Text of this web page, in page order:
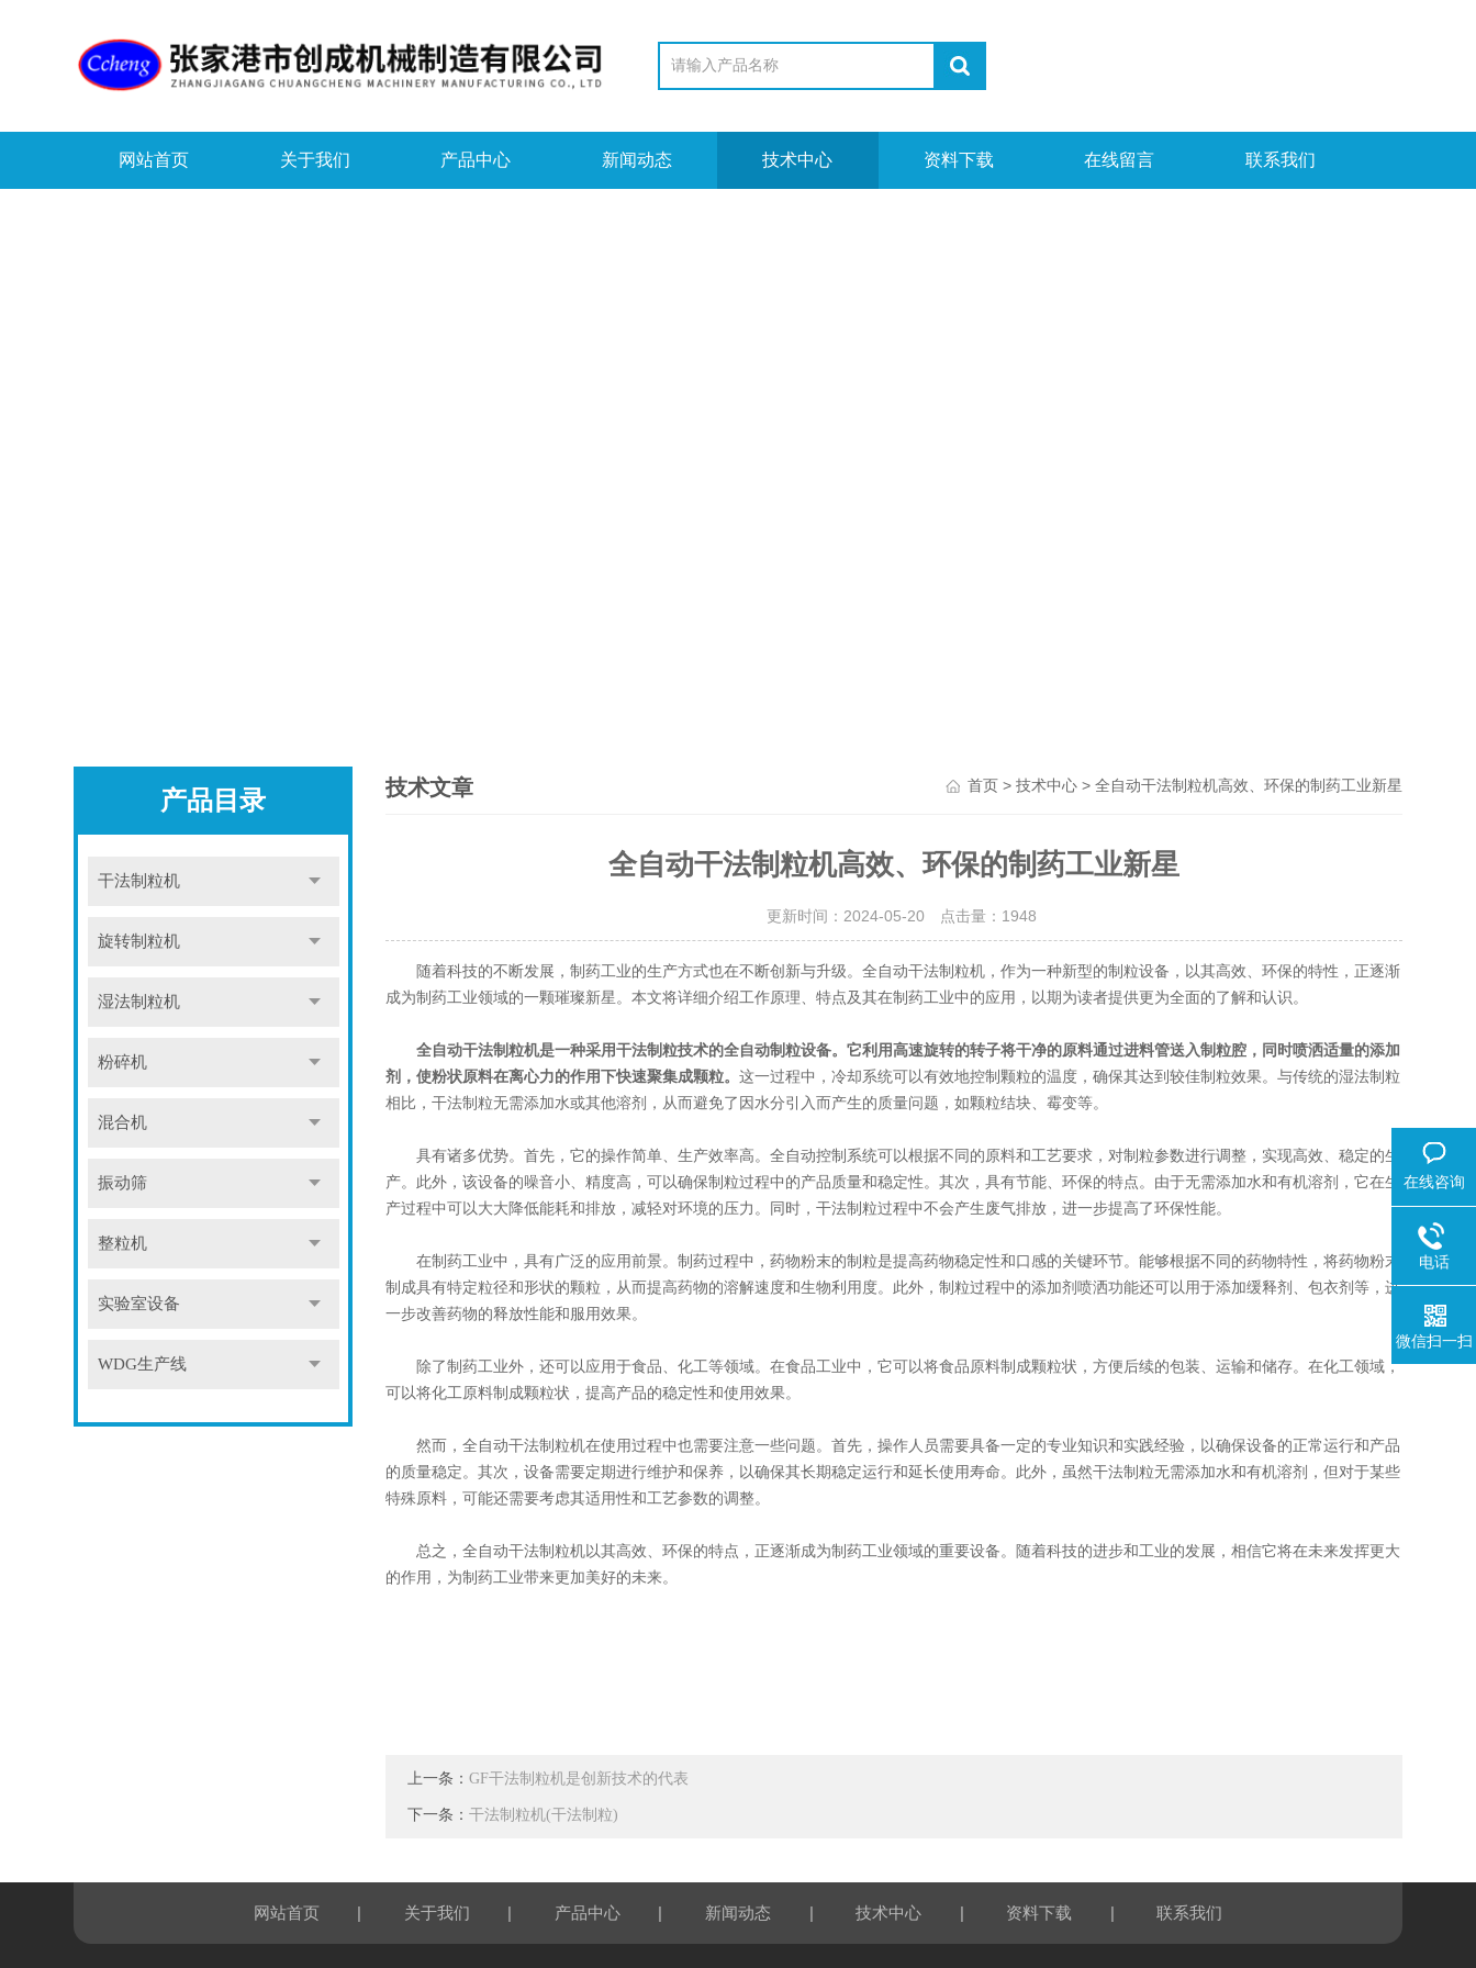
网站首页 关于我们 产品中心 新闻动态 技术中心 资料下载 在线留言 联系我们
产品目录
干法制粒机
旋转制粒机
湿法制粒机
粉碎机
混合机
振动筛
整粒机
实验室设备
WDG生产线
技术文章 首页> 技术中心> 全自动干法制粒机高效、环保的制药工业新星
全自动干法制粒机高效、环保的制药工业新星
更新时间：2024-05-20 点击量： 1948
随着科技的不断发展，制药工业的生产方式也在不断创新与升级。全自动干法制粒机，作为一种新型的制粒设备，以其高效、环保的特性，正逐渐
成为制药工业领域的一颗璀璨新星。本文将详细介绍工作原理、特点及其在制药工业中的应用，以期为读者提供更为全面的了解和认识。
全自动干法制粒机是一种采用干法制粒技术的全自动制粒设备。它利用高速旋转的转子将干净的原料通过进料管送入制粒腔，同时喷洒适量的添加
剂，使粉状原料在离心力的作用下快速聚集成颗粒。这一过程中，冷却系统可以有效地控制颗粒的温度，确保其达到较佳制粒效果。与传统的湿法制粒
相比，干法制粒无需添加水或其他溶剂，从而避免了因水分引入而产生的质量问题，如颗粒结块、霉变等。
具有诸多优势。首先，它的操作简单、生产效率高。全自动控制系统可以根据不同的原料和工艺要求，对制粒参数进行调整，实现高效、稳定的生
产。此外，该设备的噪音小、精度高，可以确保制粒过程中的产品质量和稳定性。其次，具有节能、环保的特点。由于无需添加水和有机溶剂，它在生
产过程中可以大大降低能耗和排放，减轻对环境的压力。同时，干法制粒过程中不会产生废气排放，进一步提高了环保性能。
在制药工业中，具有广泛的应用前景。制药过程中，药物粉末的制粒是提高药物稳定性和口感的关键环节。能够根据不同的药物特性，将药物粉末
制成具有特定粒径和形状的颗粒，从而提高药物的溶解速度和生物利用度。此外，制粒过程中的添加剂喷洒功能还可以用于添加缓释剂、包衣剂等，进
一步改善药物的释放性能和服用效果。
除了制药工业外，还可以应用于食品、化工等领域。在食品工业中，它可以将食品原料制成颗粒状，方便后续的包装、运输和储存。在化工领域，
可以将化工原料制成颗粒状，提高产品的稳定性和使用效果。
然而，全自动干法制粒机在使用过程中也需要注意一些问题。首先，操作人员需要具备一定的专业知识和实践经验，以确保设备的正常运行和产品
的质量稳定。其次，设备需要定期进行维护和保养，以确保其长期稳定运行和延长使用寿命。此外，虽然干法制粒无需添加水和有机溶剂，但对于某些
特殊原料，可能还需要考虑其适用性和工艺参数的调整。
总之，全自动干法制粒机以其高效、环保的特点，正逐渐成为制药工业领域的重要设备。随着科技的进步和工业的发展，相信它将在未来发挥更大
的作用，为制药工业带来更加美好的未来。
上一条：GF干法制粒机是创新技术的代表
下一条：干法制粒机(干法制粒)
网站首页 | 关于我们 | 产品中心 | 新闻动态 | 技术中心 | 资料下载 | 联系我们
在线咨询
电话
微信扫一扫